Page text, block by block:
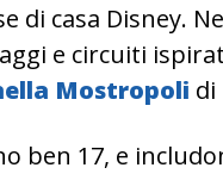
di casa Disney.
e circuiti
Mostropoli di
ben 17, e